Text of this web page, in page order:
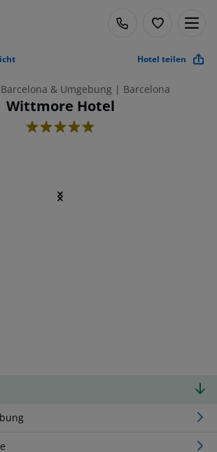
Hotel teilen
& Umgebung | Barcelona
Wittmore Hotel
5